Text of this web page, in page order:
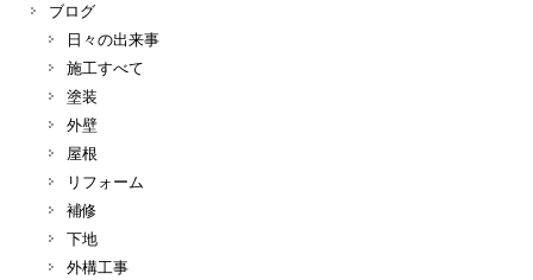
ブログ
日々の出来事
施工すべて
塗装
外壁
屋根
リフォーム
補修
下地
外構工事